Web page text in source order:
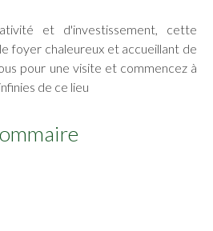
et d'investissement, cette
foyer chaleureux et accueillant de
pour une visite et commencez à
de ce lieu